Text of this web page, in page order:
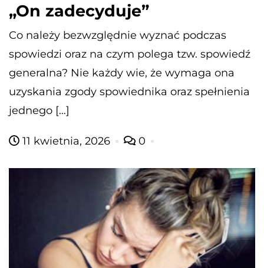
„On zadecyduje”
Co należy bezwzględnie wyznać podczas
spowiedzi oraz na czym polega tzw. spowiedź
generalna? Nie każdy wie, że wymaga ona
uzyskania zgody spowiednika oraz spełnienia
jednego […]
11 kwietnia, 2026 0